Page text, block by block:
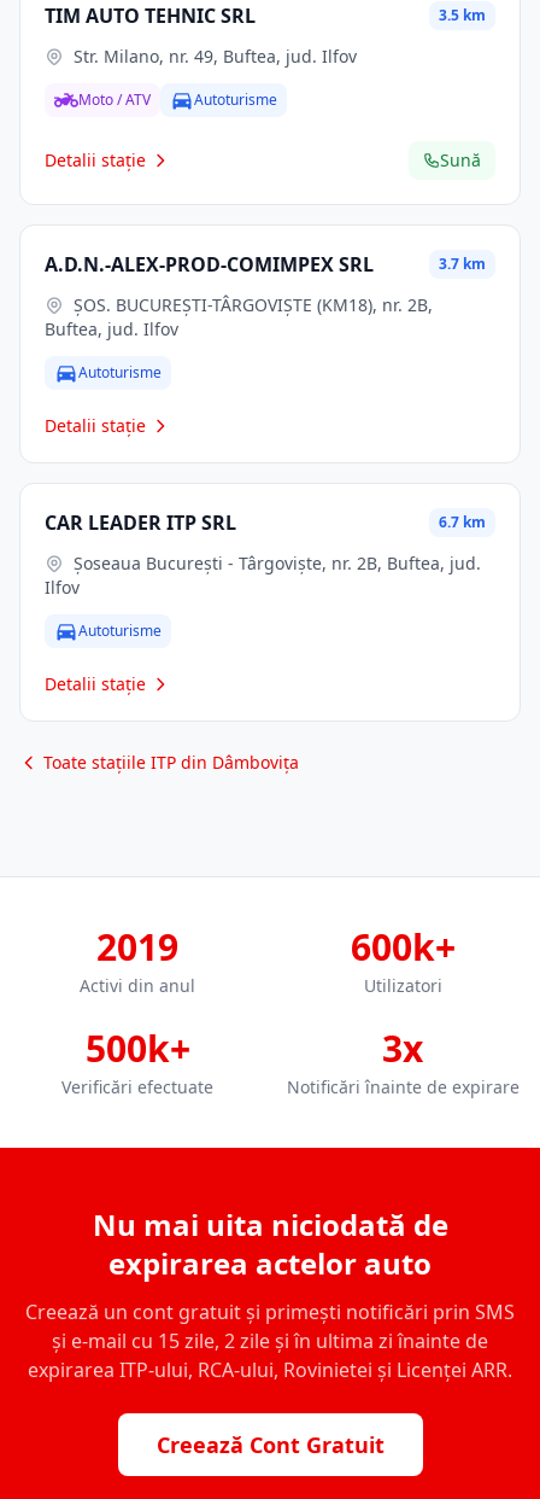
TIM AUTO TEHNIC SRL 3.5 km
Str. Milano, nr. 49, Buftea, jud. Ilfov
Moto / ATV Autoturisme
Detalii stație Sună
A.D.N.-ALEX-PROD-COMIMPEX SRL 3.7 km
Buftea, jud. Ilfov
Autoturisme
Detalii stație
CAR LEADER ITP SRL 6.7 km
Ilfov
Autoturisme
Detalii stație
Toate stațiile ITP din Dâmbovița
2019
Activi din anul
600k+
Utilizatori
500k+
Verificări efectuate
3x
Notificări înainte de expirare
Nu mai uita niciodată de
expirarea actelor auto
Creează un cont gratuit și primești notificări prin SMS
și e-mail cu 15 zile, 2 zile și în ultima zi înainte de
expirarea ITP-ului, RCA-ului, Rovinietei și Licenței ARR.
Creează Cont Gratuit